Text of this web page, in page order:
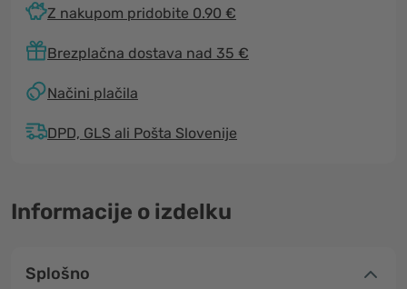
Z nakupom pridobite 0.90 €
Brezplačna dostava nad 35 €
Načini plačila
DPD, GLS ali Pošta Slovenije
Informacije o izdelku
Splošno